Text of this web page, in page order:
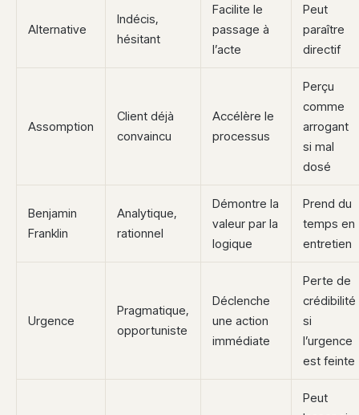
Alternative
Indécis,
hésitant
Facilite le
passage à
l’acte
Peut
paraître
directif
Assomption
Client déjà
convaincu
Accélère le
processus
Perçu
comme
arrogant
si mal
dosé
Benjamin
Franklin
Analytique,
rationnel
Démontre la
valeur par la
logique
Prend du
temps en
entretien
Urgence
Pragmatique,
opportuniste
Déclenche
une action
immédiate
Perte de
crédibilité
si
l’urgence
est feinte
Peut